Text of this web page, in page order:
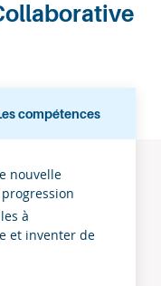
compétences
nouvelle
à
et inventer de